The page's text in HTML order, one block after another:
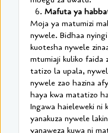
6. Mafuta ya
Moja ya matumizi
nywele. Bidhaa
kuotesha nywele
mtumiaji kuliko faida
tatizo la upala,
nywele zao hazina
haya kwa matatizo
Ingawa haieleweki ni
yanakuza nywele
yanaweza kuwa ni